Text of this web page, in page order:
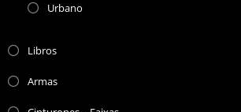
Urbano
Libros
Armas